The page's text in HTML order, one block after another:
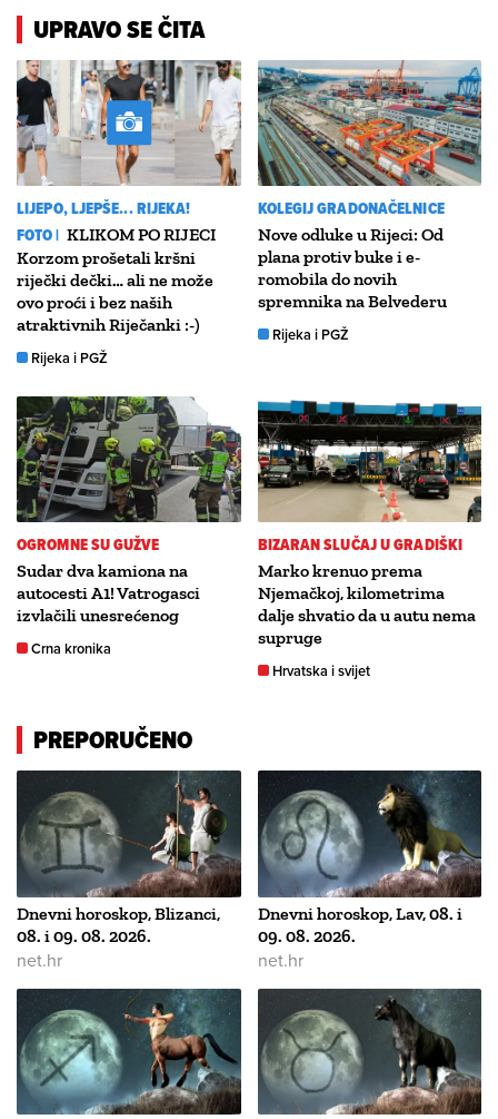
UPRAVO SE ČITA
LIJEPO, LJEPŠE... RIJEKA!
FOTO | KLIKOM PO RIJECI
Korzom prošetali kršni
riječki dečki… ali ne može
ovo proći i bez naših
atraktivnih Riječanki :-)
Rijeka i PGŽ
KOLEGIJ GRADONAČELNICE
Nove odluke u Rijeci: Od
plana protiv buke i e-
romobila do novih
spremnika na Belvederu
Rijeka i PGŽ
OGROMNE SU GUŽVE
Sudar dva kamiona na
autocesti A1! Vatrogasci
izvlačili unesrećenog
Crna kronika
BIZARAN SLUČAJ U GRADIŠKI
Marko krenuo prema
Njemačkoj, kilometrima
dalje shvatio da u autu nema
supruge
Hrvatska i svijet
PREPORUČENO
Dnevni horoskop, Blizanci,
08. i 09. 08. 2026.
net.hr
Dnevni horoskop, Lav, 08. i
09. 08. 2026.
net.hr